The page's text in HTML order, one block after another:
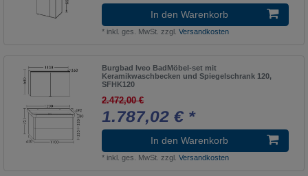
In den Warenkorb
* inkl. ges. MwSt. zzgl.Versandkosten
Burgbad Iveo BadMöbel-set mit
Keramikwaschbecken und Spiegelschrank 120,
SFHK120
2.472,00 €
1.787,02 € *
In den Warenkorb
* inkl. ges. MwSt. zzgl.Versandkosten